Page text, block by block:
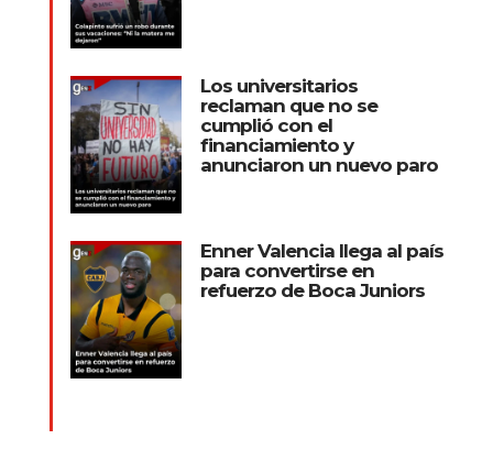
Los universitarios
reclaman que no se
cumplió con el
financiamiento y
anunciaron un nuevo paro
Enner Valencia llega al país
para convertirse en
refuerzo de Boca Juniors